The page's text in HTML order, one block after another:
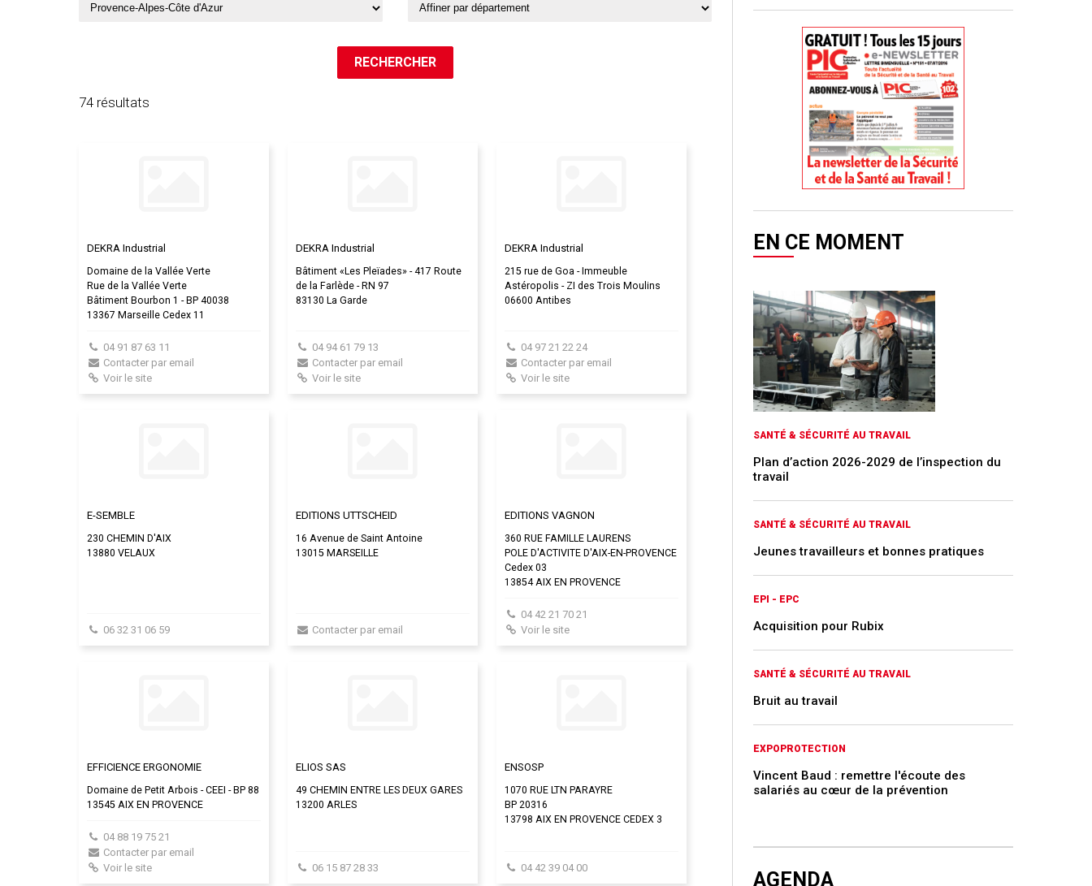
74 résultats
DEKRA Industrial
Domaine de la Vallée Verte
Rue de la Vallée Verte
Bâtiment Bourbon 1 - BP 40038
13367 Marseille Cedex 11
04 91 87 63 11
Contacter par email
Voir le site
DEKRA Industrial
Bâtiment «Les Pleïades» - 417 Route
de la Farlède - RN 97
83130 La Garde
04 94 61 79 13
Contacter par email
Voir le site
DEKRA Industrial
215 rue de Goa - Immeuble
Astéropolis - ZI des Trois Moulins
06600 Antibes
04 97 21 22 24
Contacter par email
Voir le site
E-SEMBLE
230 CHEMIN D'AIX
13880 VELAUX
06 32 31 06 59
EDITIONS UTTSCHEID
16 Avenue de Saint Antoine
13015 MARSEILLE
Contacter par email
EDITIONS VAGNON
360 RUE FAMILLE LAURENS
POLE D'ACTIVITE D'AIX-EN-PROVENCE
Cedex 03
13854 AIX EN PROVENCE
04 42 21 70 21
Voir le site
EFFICIENCE ERGONOMIE
Domaine de Petit Arbois - CEEI - BP 88
13545 AIX EN PROVENCE
04 88 19 75 21
Contacter par email
Voir le site
ELIOS SAS
49 CHEMIN ENTRE LES DEUX GARES
13200 ARLES
06 15 87 28 33
ENSOSP
1070 RUE LTN PARAYRE
BP 20316
13798 AIX EN PROVENCE CEDEX 3
04 42 39 04 00
EN CE MOMENT
SANTÉ & SÉCURITÉ AU TRAVAIL
Plan d’action 2026-2029 de l’inspection du
travail
SANTÉ & SÉCURITÉ AU TRAVAIL
Jeunes travailleurs et bonnes pratiques
EPI - EPC
Acquisition pour Rubix
SANTÉ & SÉCURITÉ AU TRAVAIL
Bruit au travail
EXPOPROTECTION
Vincent Baud : remettre l'écoute des
salariés au cœur de la prévention
AGENDA